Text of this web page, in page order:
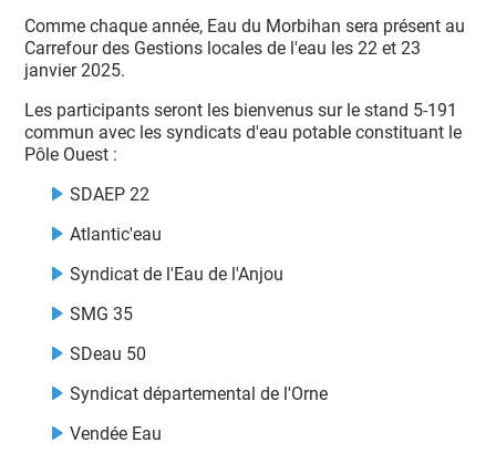
Comme chaque année, Eau du Morbihan sera présent au
Carrefour des Gestions locales de l'eau les 22 et 23
janvier 2025.
Les participants seront les bienvenus sur le stand 5-191
commun avec les syndicats d'eau potable constituant le
Pôle Ouest :
SDAEP 22
Atlantic'eau
Syndicat de l'Eau de l'Anjou
SMG 35
SDeau 50
Syndicat départemental de l'Orne
Vendée Eau